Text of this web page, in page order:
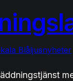
Blåljusnyheter